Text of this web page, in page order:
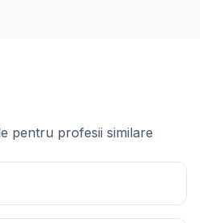
pentru profesii similare